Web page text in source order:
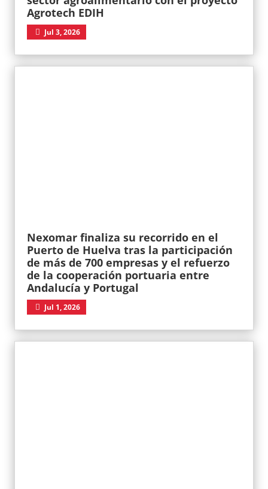
Agrotech EDIH
Jul 3, 2026
Nexomar finaliza su recorrido en el
Puerto de Huelva tras la participación
de más de 700 empresas y el refuerzo
de la cooperación portuaria entre
Andalucía y Portugal
Jul 1, 2026